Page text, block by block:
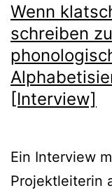
Wenn
schreiben
[Interview]
Ein Interview
Projektleiterin